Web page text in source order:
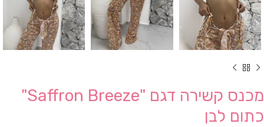
מכנס קשירה דגם "Saffron Breeze"
כתום לבן